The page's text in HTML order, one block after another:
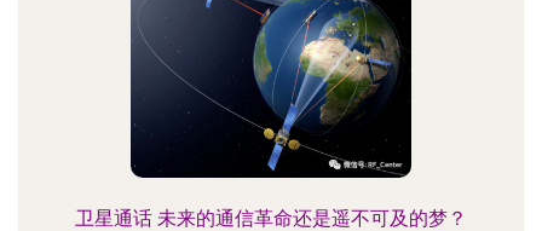
卫星通话 未来的通信革命还是遥不可及的梦？